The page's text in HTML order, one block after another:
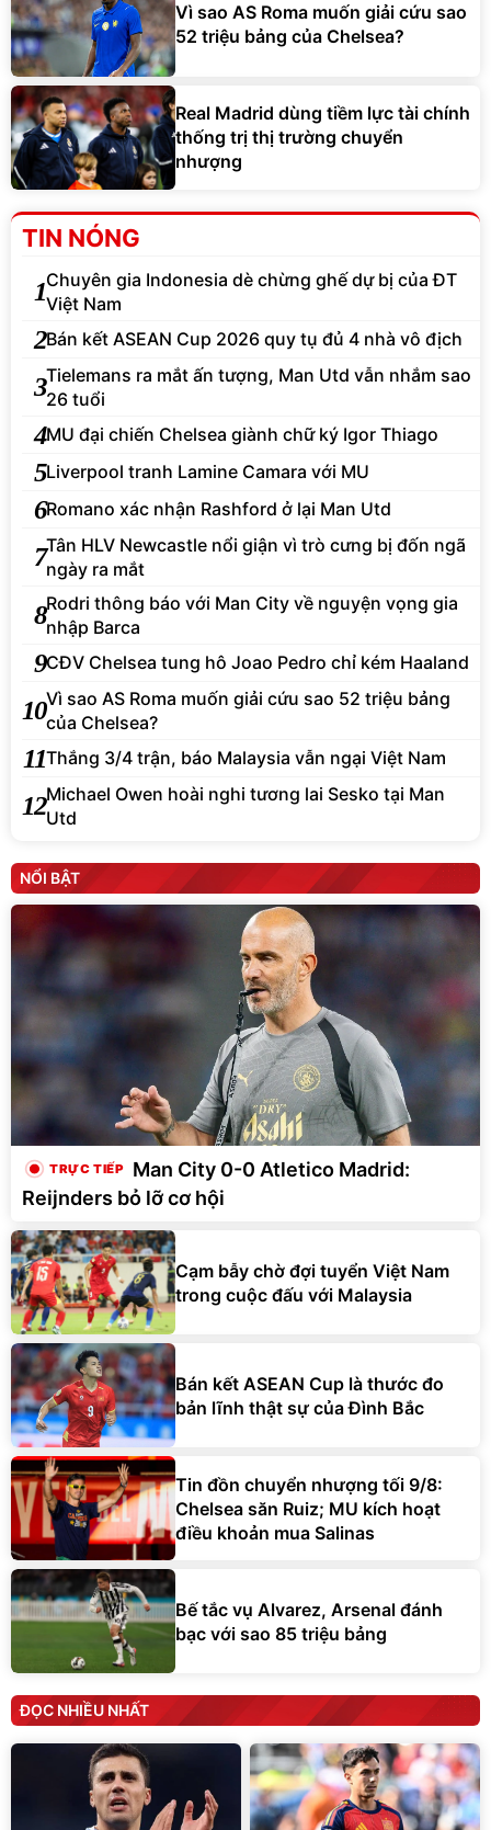
Vì sao AS Roma muốn giải cứu sao
52 triệu bảng của Chelsea?
Real Madrid dùng tiềm lực tài chính
thống trị thị trường chuyển
nhượng
TIN NÓNG
1Chuyên gia Indonesia dè chừng ghế dự bị của ĐT
Việt Nam
2Bán kết ASEAN Cup 2026 quy tụ đủ 4 nhà vô địch
3Tielemans ra mắt ấn tượng, Man Utd vẫn nhắm sao
26 tuổi
4MU đại chiến Chelsea giành chữ ký Igor Thiago
5Liverpool tranh Lamine Camara với MU
6Romano xác nhận Rashford ở lại Man Utd
7Tân HLV Newcastle nổi giận vì trò cưng bị đốn ngã
ngày ra mắt
8Rodri thông báo với Man City về nguyện vọng gia
nhập Barca
9CĐV Chelsea tung hô Joao Pedro chỉ kém Haaland
10Vì sao AS Roma muốn giải cứu sao 52 triệu bảng
của Chelsea?
11Thắng 3/4 trận, báo Malaysia vẫn ngại Việt Nam
12Michael Owen hoài nghi tương lai Sesko tại Man
Utd
NỔI BẬT
Man City 0-0 Atletico Madrid:
Reijnders bỏ lỡ cơ hội
Cạm bẫy chờ đợi tuyển Việt Nam
trong cuộc đấu với Malaysia
Bán kết ASEAN Cup là thước đo
bản lĩnh thật sự của Đình Bắc
Tin đồn chuyển nhượng tối 9/8:
Chelsea săn Ruiz; MU kích hoạt
điều khoản mua Salinas
Bế tắc vụ Alvarez, Arsenal đánh
bạc với sao 85 triệu bảng
ĐỌC NHIỀU NHẤT